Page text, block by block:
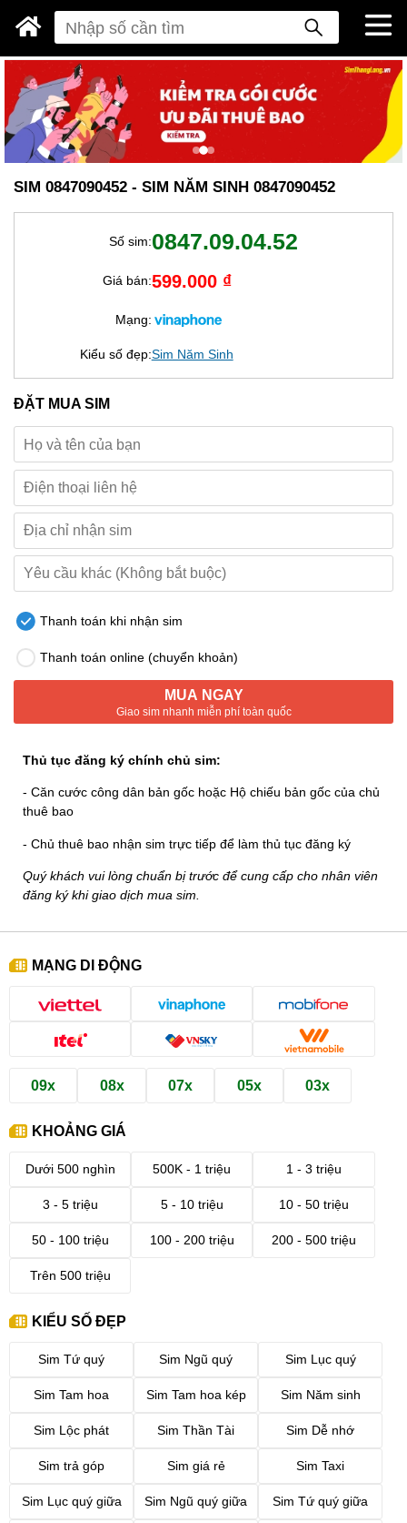
SIM 0847090452 - SIM NĂM SINH 0847090452
Số sim:0847.09.04.52
Giá bán:599.000 ₫
Mạng:
Kiểu số đẹp:Sim Năm Sinh
ĐẶT MUA SIM
Thanh toán khi nhận sim
Thanh toán online (chuyển khoản)
MUA NGAY
Giao sim nhanh miễn phí toàn quốc
Thủ tục đăng ký chính chủ sim:
- Căn cước công dân bản gốc hoặc Hộ chiếu bản gốc của chủ
thuê bao
- Chủ thuê bao nhận sim trực tiếp để làm thủ tục đăng ký
Quý khách vui lòng chuẩn bị trước để cung cấp cho nhân viên
đăng ký khi giao dịch mua sim.
MẠNG DI ĐỘNG
09x 08x 07x 05x 03x
KHOẢNG GIÁ
Dưới 500 nghìn 500K - 1 triệu 1 - 3 triệu
3 - 5 triệu 5 - 10 triệu 10 - 50 triệu
50 - 100 triệu 100 - 200 triệu 200 - 500 triệu
Trên 500 triệu
KIỂU SỐ ĐẸP
Sim Tứ quý Sim Ngũ quý Sim Lục quý
Sim Tam hoa Sim Tam hoa kép Sim Năm sinh
Sim Lộc phát Sim Thần Tài Sim Dễ nhớ
Sim trả góp Sim giá rẻ Sim Taxi
Sim Lục quý giữa Sim Ngũ quý giữa Sim Tứ quý giữa